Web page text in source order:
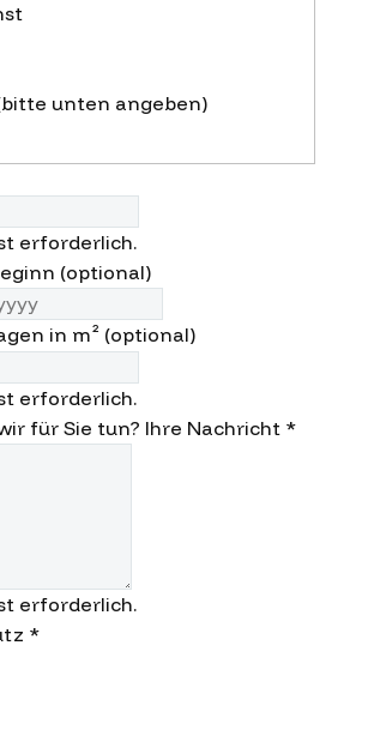
unten angeben)
erforderlich.
(optional)
in m² (optional)
erforderlich.
für Sie tun? Ihre Nachricht *
erforderlich.
*